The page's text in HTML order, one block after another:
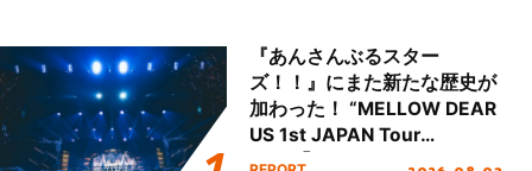
『あんさんぶるスター
ズ！！』にまた新たな歴史が
加わった！ “MELLOW DEAR
US 1st JAPAN Tour
Final「NICE to meet YOU